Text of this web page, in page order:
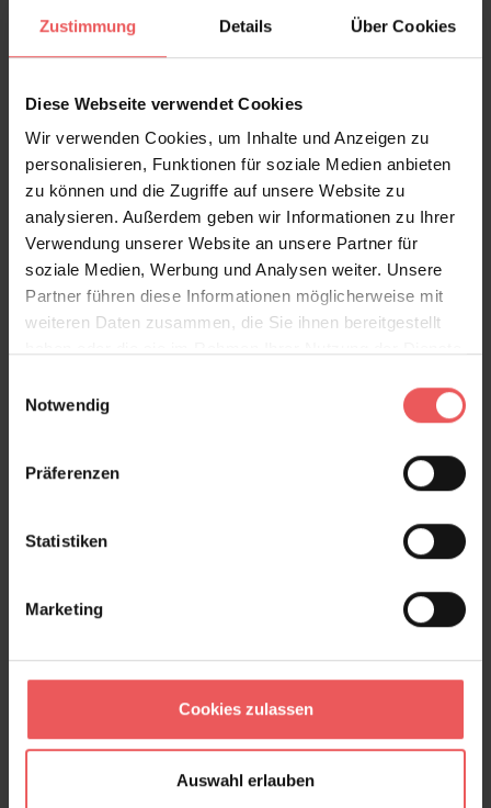
Zustimmung Details Über Cookies
Diese Webseite verwendet Cookies
Wir verwenden Cookies, um Inhalte und Anzeigen zu
personalisieren, Funktionen für soziale Medien anbieten
zu können und die Zugriffe auf unsere Website zu
analysieren. Außerdem geben wir Informationen zu Ihrer
Verwendung unserer Website an unsere Partner für
soziale Medien, Werbung und Analysen weiter. Unsere
Partner führen diese Informationen möglicherweise mit
weiteren Daten zusammen, die Sie ihnen bereitgestellt
Notwendig
Präferenzen
Statistiken
Marketing
Cookies zulassen
Auswahl erlauben
Sie haben Fragen zum Produkt?
+49 (0)221 932 81 82
Produktgalerie überspringen
Varianten